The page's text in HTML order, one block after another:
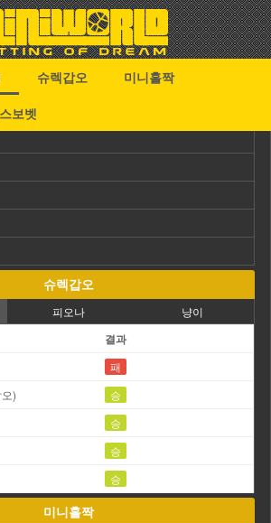
슈렉갑오
미니홀짝
스보벳
슈렉갑오
피오나 냥이
결과
패
)
승
승
승
승
미니홀짝